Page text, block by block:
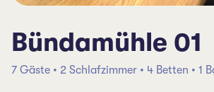
Bündamühle 01
7 Gäste • 2 Schlafzimmer • 4 Betten • 1